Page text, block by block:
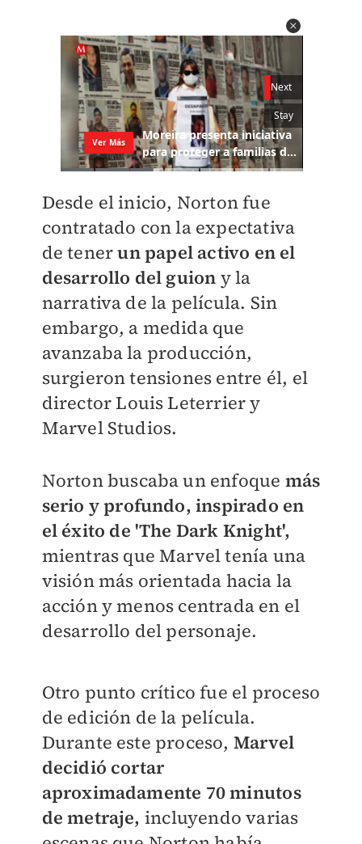
Desde el inicio, Norton fue
contratado con la expectativa
de tenerun papel activo en el
desarrollo del guion y la
narrativa de la película. Sin
embargo, a medida que
avanzaba la producción,
surgieron tensiones entre él, el
director Louis Leterrier y
Marvel Studios.
Norton buscaba un enfoque más
serio y profundo, inspirado en
el éxito de 'The Dark Knight',
mientras que Marvel tenía una
visión más orientada hacia la
acción y menos centrada en el
desarrollo del personaje.
Otro punto crítico fue el proceso
de edición de la película.
Durante este proceso, Marvel
decidió cortar
aproximadamente 70 minutos
de metraje, incluyendo varias